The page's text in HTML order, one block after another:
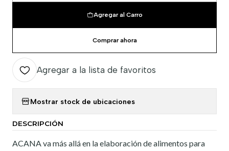
Agregar al Carro
Comprar ahora
Agregar a la lista de favoritos
Mostrar stock de ubicaciones
DESCRIPCIÓN
ACANA va más allá en la elaboración de alimentos para